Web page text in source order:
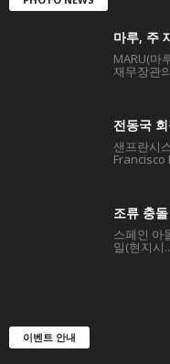
마루, 주
MARU(마
재무장관
전동국
샌프란시
Francisco
조류 충
스페인 아
일(현지시
이벤트 안내